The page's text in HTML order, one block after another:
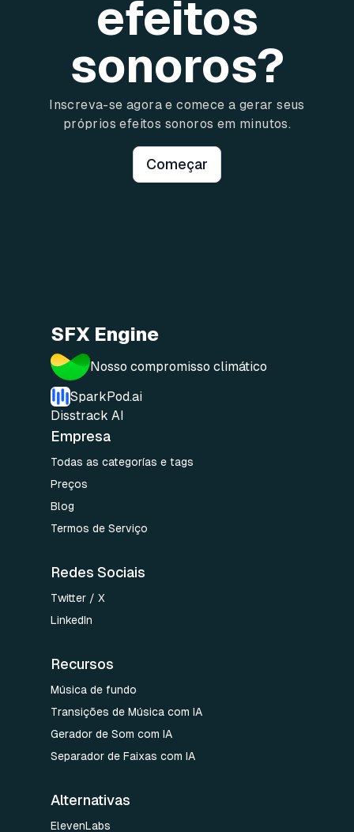
efeitos
sonoros?
Inscreva-se agora e comece a gerar seus
próprios efeitos sonoros em minutos.
Começar
SFX Engine
Nosso compromisso climático
SparkPod.ai
Disstrack AI
Empresa
Todas as categorías e tags
Preços
Blog
Termos de Serviço
Redes Sociais
Twitter / X
LinkedIn
Recursos
Música de fundo
Transições de Música com IA
Gerador de Som com IA
Separador de Faixas com IA
Alternativas
ElevenLabs